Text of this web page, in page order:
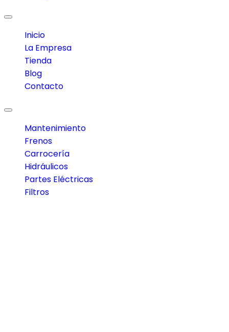
Toggle
navigation
Inicio
La Empresa
Tienda
Blog
Contacto
Toggle
navigation
Mantenimiento
Frenos
Carrocería
Hidráulicos
Partes Eléctricas
Filtros